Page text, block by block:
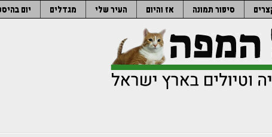
סיפור תמונה אז והיום העיר שלי מגדלים יום